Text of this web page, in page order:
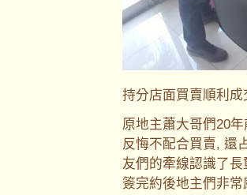
持分店面買賣順利成
原地主蕭大哥們20
反悔不配合買賣, 還
友們的牽線認識了
簽完約後地主們非